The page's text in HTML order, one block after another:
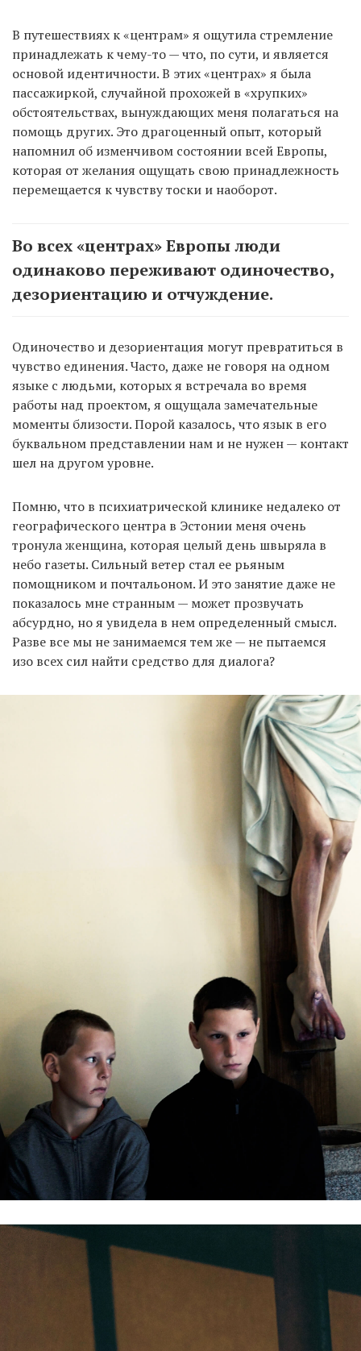
В путешествиях к «центрам» я ощутила стремление
принадлежать к чему-то — что, по сути, и является
основой идентичности. В этих «центрах» я была
пассажиркой, случайной прохожей в «хрупких»
обстоятельствах, вынуждающих меня полагаться на
помощь других. Это драгоценный опыт, который
напомнил об изменчивом состоянии всей Европы,
которая от желания ощущать свою принадлежность
перемещается к чувству тоски и наоборот.
Во всех «центрах» Европы люди
одинаково переживают одиночество,
дезориентацию и отчуждение.
Одиночество и дезориентация могут превратиться в
чувство единения. Часто, даже не говоря на одном
языке с людьми, которых я встречала во время
работы над проектом, я ощущала замечательные
моменты близости. Порой казалось, что язык в его
буквальном представлении нам и не нужен — контакт
шел на другом уровне.
Помню, что в психиатрической клинике недалеко от
географического центра в Эстонии меня очень
тронула женщина, которая целый день швыряла в
небо газеты. Сильный ветер стал ее рьяным
помощником и почтальоном. И это занятие даже не
показалось мне странным — может прозвучать
абсурдно, но я увидела в нем определенный смысл.
Разве все мы не занимаемся тем же — не пытаемся
изо всех сил найти средство для диалога?